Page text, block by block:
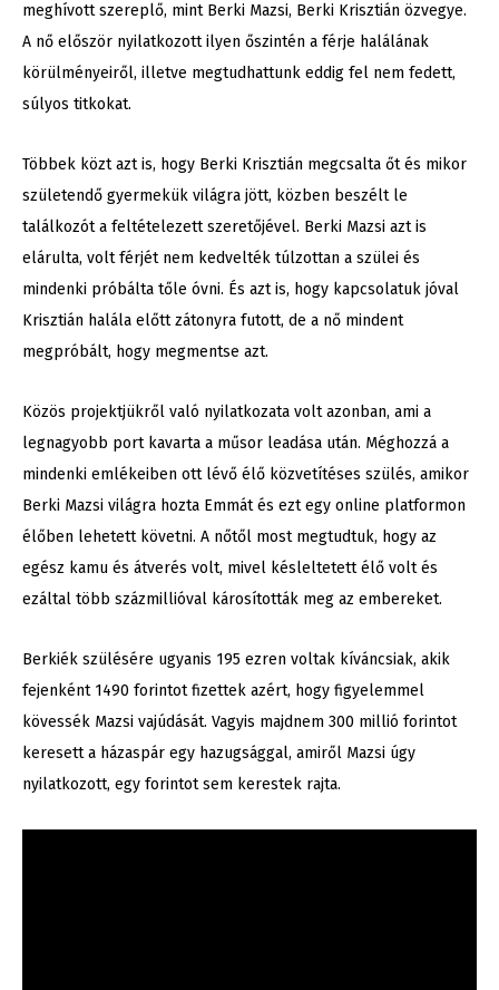
meghívott szereplő, mint Berki Mazsi, Berki Krisztián özvegye.
A nő először nyilatkozott ilyen őszintén a férje halálának
körülményeiről, illetve megtudhattunk eddig fel nem fedett,
súlyos titkokat.
Többek közt azt is, hogy Berki Krisztián megcsalta őt és mikor
születendő gyermekük világra jött, közben beszélt le
találkozót a feltételezett szeretőjével. Berki Mazsi azt is
elárulta, volt férjét nem kedvelték túlzottan a szülei és
mindenki próbálta tőle óvni. És azt is, hogy kapcsolatuk jóval
Krisztián halála előtt zátonyra futott, de a nő mindent
megpróbált, hogy megmentse azt.
Közös projektjükről való nyilatkozata volt azonban, ami a
legnagyobb port kavarta a műsor leadása után. Méghozzá a
mindenki emlékeiben ott lévő élő közvetítéses szülés, amikor
Berki Mazsi világra hozta Emmát és ezt egy online platformon
élőben lehetett követni. A nőtől most megtudtuk, hogy az
egész kamu és átverés volt, mivel késleltetett élő volt és
ezáltal több százmillióval károsították meg az embereket.
Berkiék szülésére ugyanis 195 ezren voltak kíváncsiak, akik
fejenként 1490 forintot fizettek azért, hogy figyelemmel
kövessék Mazsi vajúdását. Vagyis majdnem 300 millió forintot
keresett a házaspár egy hazugsággal, amiről Mazsi úgy
nyilatkozott, egy forintot sem kerestek rajta.